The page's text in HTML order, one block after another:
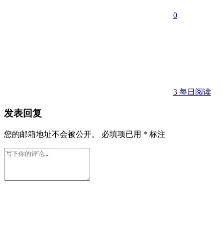
0
3 每日阅读
发表回复
您的邮箱地址不会被公开。 必填项已用 * 标注